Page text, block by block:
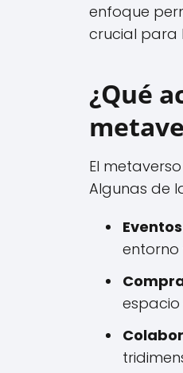
enfoque
crucial para
¿Qué
El
Algunas de
entorno